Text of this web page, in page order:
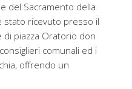
del Sacramento della
stato ricevuto presso il
piazza Oratorio don
comunali ed i
offrendo un